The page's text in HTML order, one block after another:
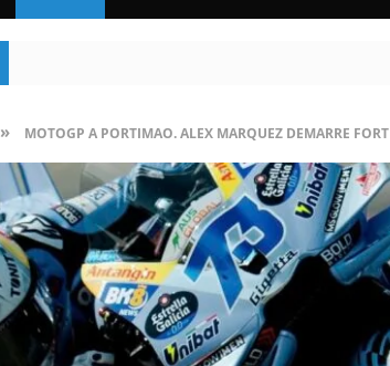
» MOTOGP A PORTIMAO. ALEX MARQUEZ DEMARRE FORT